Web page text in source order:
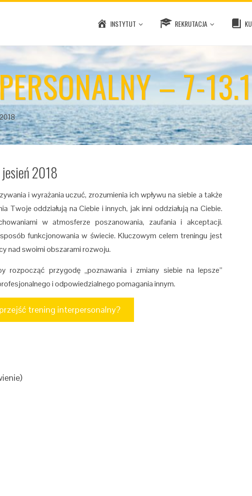
INSTYTUT REKRUTACJA
– 7-
2018
i wyrażania uczuć, zrozumienia ich wpływu na siebie a także
Twoje oddziałują na Ciebie i innych, jak inni oddziałują na Ciebie.
w atmosferze poszanowania, zaufania i akceptacji.
funkcjonowania w świecie. Kluczowym celem treningu jest
nad swoimi obszarami rozwoju.
rozpocząć przygodę „poznawania i zmiany siebie na lepsze”
i odpowiedzialnego pomagania innym.
trening interpersonalny?